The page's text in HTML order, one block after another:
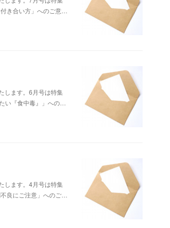
き合い方」へのご意…
します。6月号は特集
い『食中毒』」への…
します。4月号は特集
良にご注意」へのご…